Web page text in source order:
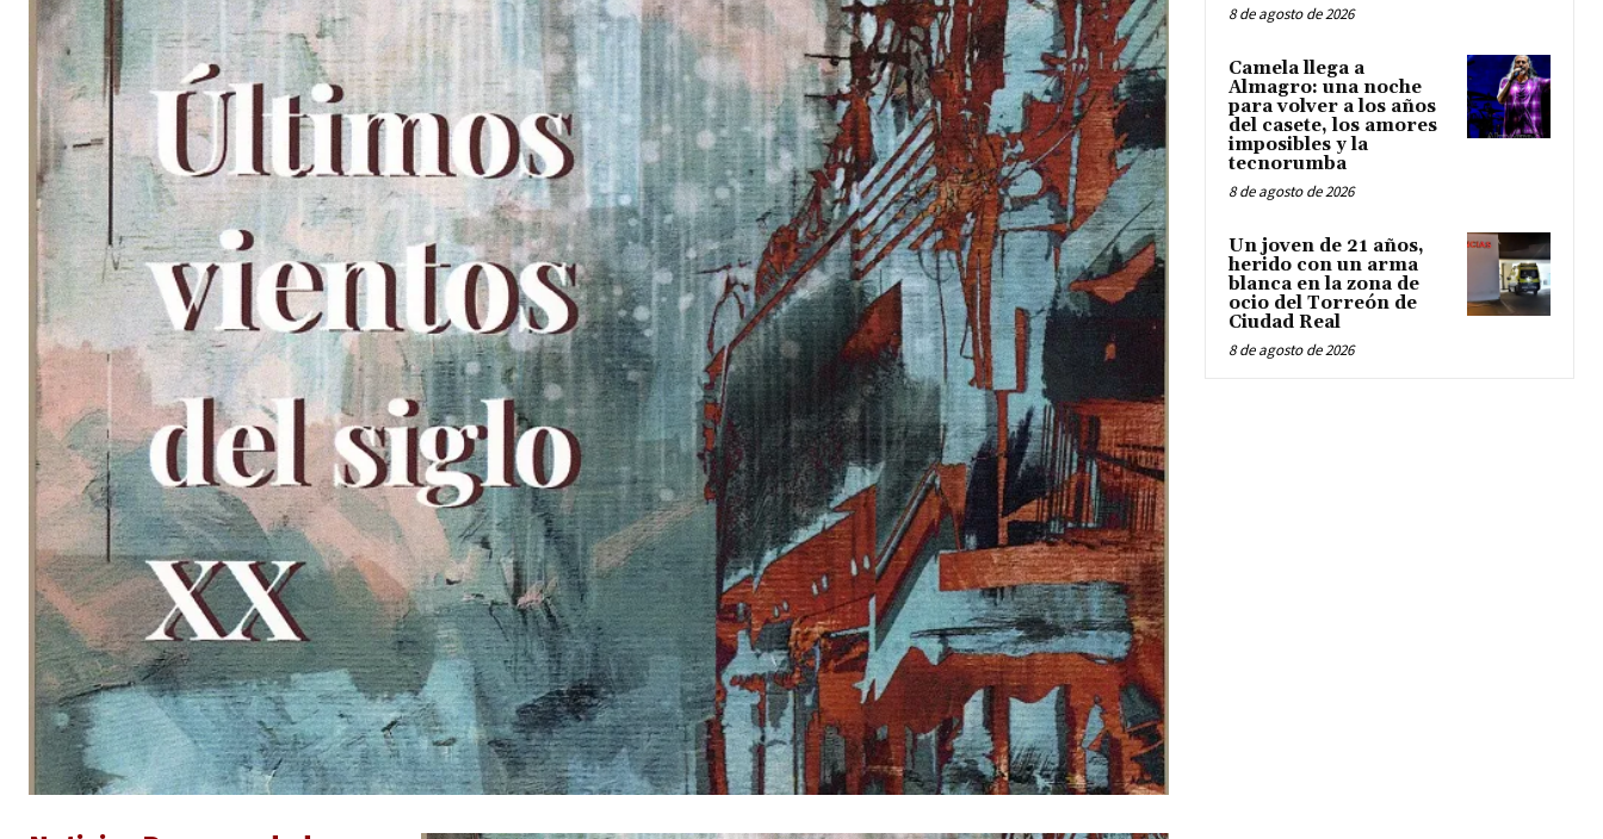
8 de agosto de 2026
Camela llega a
Almagro: una noche
para volver a los años
del casete, los amores
imposibles y la
tecnorumba
8 de agosto de 2026
Un joven de 21 años,
herido con un arma
blanca en la zona de
ocio del Torreón de
Ciudad Real
8 de agosto de 2026